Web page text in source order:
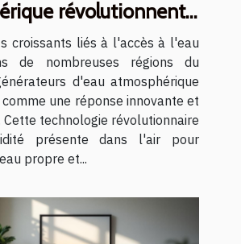
révolutionnent-
à l'eau potable ?
croissants liés à l'accès à l'eau
de nombreuses régions du
d'eau atmosphérique
une réponse innovante et
technologie révolutionnaire
présente dans l'air pour
propre et...